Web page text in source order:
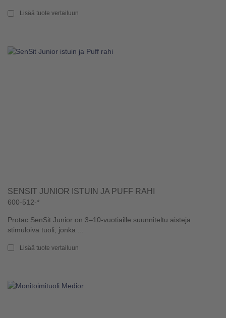
Lisää tuote vertailuun
SENSIT JUNIOR ISTUIN JA PUFF RAHI
600-512-*
Protac SenSit Junior on 3–10-vuotiaille suunniteltu aisteja
stimuloiva tuoli, jonka ...
Lisää tuote vertailuun